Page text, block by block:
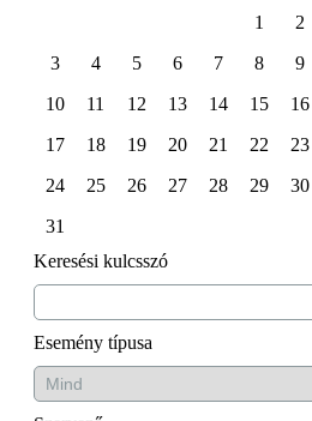
1
2
3
4 5 6 7 8
9
10
11 12 13 14 15
16
17
18 19 20 21 22
23
24
25 26 27 28 29
30
31
Keresési kulcsszó
Esemény típusa